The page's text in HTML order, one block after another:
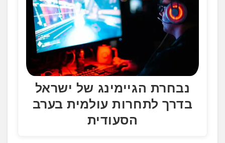
נבחרת הגיימינג של ישראל
בדרך לתחרות עולמית בערב
הסעודית